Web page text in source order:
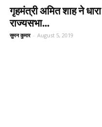
गृहमंत्री अमित शाह ने
राज्यसभा...
सुमन कुमार - August 5, 2019